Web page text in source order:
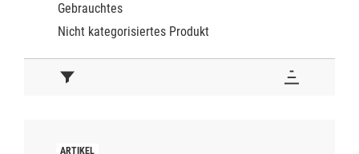
Gebrauchtes
Nicht kategorisiertes Produkt